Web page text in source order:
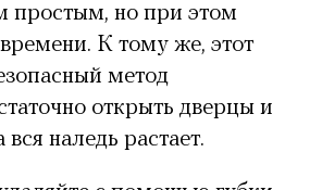
простым, но при этом
К тому же, этот
метод
открыть дверцы и
вся наледь растает.